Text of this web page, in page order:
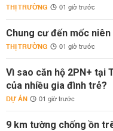
THỊ TRƯỜNG 01 giờ trước
Chung cư đến mốc
THỊ TRƯỜNG 01 giờ trước
Vì sao căn hộ 2PN+ tại
của nhiều gia đình trẻ?
DỰ ÁN 01 giờ trước
9 km tường chống ồn